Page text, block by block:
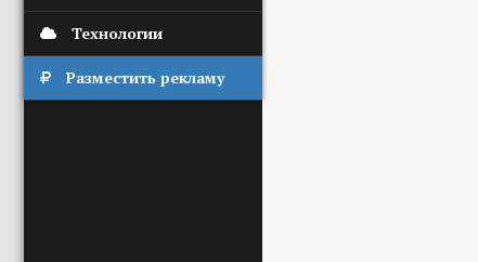
Технологии
Разместить рекламу